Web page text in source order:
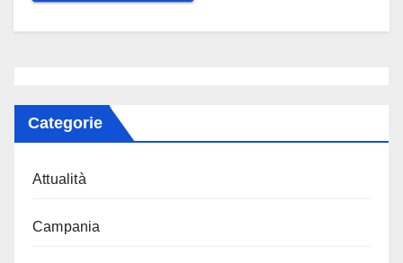
Categorie
Attualità
Campania